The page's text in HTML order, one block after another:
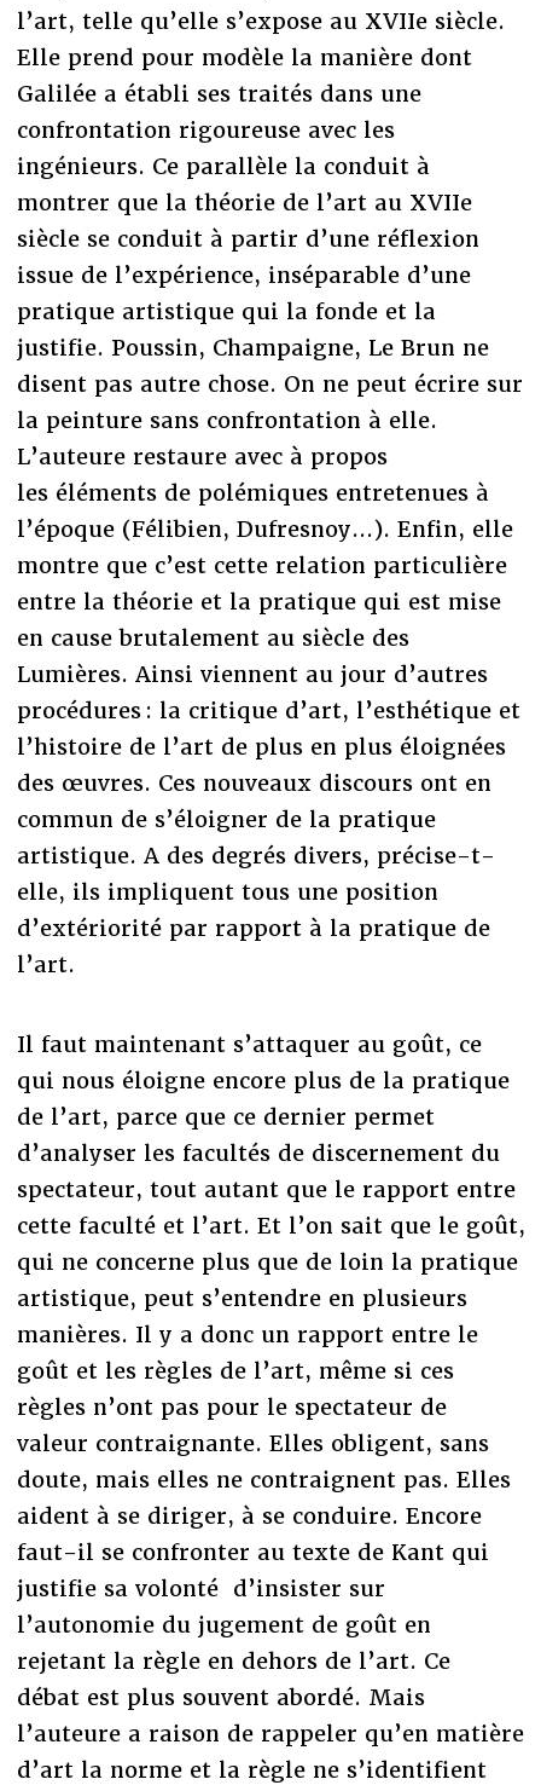
l’art, telle qu’elle s’expose au XVIIe siècle.
Elle prend pour modèle la manière dont
Galilée a établi ses traités dans une
confrontation rigoureuse avec les
ingénieurs. Ce parallèle la conduit à
montrer que la théorie de l’art au XVIIe
siècle se conduit à partir d’une réflexion
issue de l’expérience, inséparable d’une
pratique artistique qui la fonde et la
justifie. Poussin, Champaigne, Le Brun ne
disent pas autre chose. On ne peut écrire sur
la peinture sans confrontation à elle.
L’auteure restaure avec à propos
les éléments de polémiques entretenues à
l’époque (Félibien, Dufresnoy...). Enfin, elle
montre que c’est cette relation particulière
entre la théorie et la pratique qui est mise
en cause brutalement au siècle des
Lumières. Ainsi viennent au jour d’autres
procédures : la critique d’art, l’esthétique et
l’histoire de l’art de plus en plus éloignées
des œuvres. Ces nouveaux discours ont en
commun de s’éloigner de la pratique
artistique. A des degrés divers, précise-t-
elle, ils impliquent tous une position
d’extériorité par rapport à la pratique de
l’art.
Il faut maintenant s’attaquer au goût, ce
qui nous éloigne encore plus de la pratique
de l’art, parce que ce dernier permet
d’analyser les facultés de discernement du
spectateur, tout autant que le rapport entre
cette faculté et l’art. Et l’on sait que le goût,
qui ne concerne plus que de loin la pratique
artistique, peut s’entendre en plusieurs
manières. Il y a donc un rapport entre le
goût et les règles de l’art, même si ces
règles n’ont pas pour le spectateur de
valeur contraignante. Elles obligent, sans
doute, mais elles ne contraignent pas. Elles
aident à se diriger, à se conduire. Encore
faut-il se confronter au texte de Kant qui
justifie sa volonté d’insister sur
l’autonomie du jugement de goût en
rejetant la règle en dehors de l’art. Ce
débat est plus souvent abordé. Mais
l’auteure a raison de rappeler qu’en matière
d’art la norme et la règle ne s’identifient